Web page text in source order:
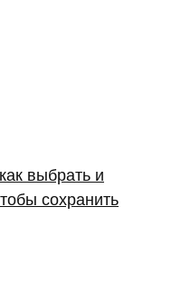
выбрать и
сохранить